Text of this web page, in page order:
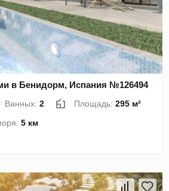
в Бенидорм, Испания №126494
Ванных:2 Площадь:295 м²
5 км